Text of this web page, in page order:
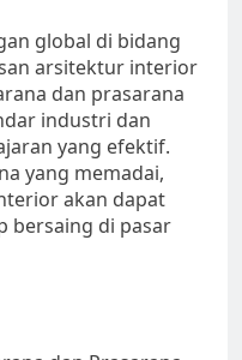
global di bidang
arsitektur interior
dan prasarana
industri dan
yang efektif.
yang memadai,
akan dapat
bersaing di pasar